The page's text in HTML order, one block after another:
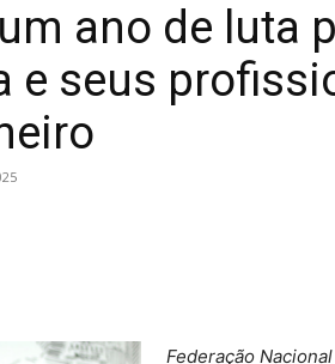
ano de luta
e seus
Federação